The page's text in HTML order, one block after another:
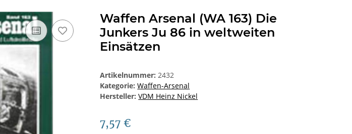
Waffen Arsenal (WA 163) Die
Junkers Ju 86 in weltweiten
Einsätzen
Artikelnummer:2432
Kategorie:Waffen-Arsenal
Hersteller: VDM Heinz Nickel
7,57 €